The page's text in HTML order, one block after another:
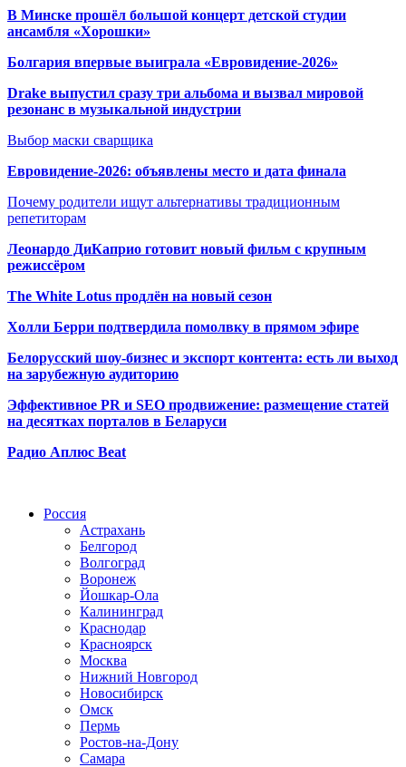
В Минске прошёл большой концерт детской студии
ансамбля «Хорошки»
Болгария впервые выиграла «Евровидение-2026»
Drake выпустил сразу три альбома и вызвал мировой
резонанс в музыкальной индустрии
Выбор маски сварщика
Евровидение-2026: объявлены место и дата финала
Почему родители ищут альтернативы традиционным
репетиторам
Леонардо ДиКаприо готовит новый фильм с крупным
режиссёром
The White Lotus продлён на новый сезон
Холли Берри подтвердила помолвку в прямом эфире
Белорусский шоу-бизнес и экспорт контента: есть ли выход
на зарубежную аудиторию
Эффективное PR и SEO продвижение: размещение статей
на десятках порталов в Беларуси
Радио Аплюс Beat
Россия
Астрахань
Белгород
Волгоград
Воронеж
Йошкар-Ола
Калининград
Краснодар
Красноярск
Москва
Нижний Новгород
Новосибирск
Омск
Пермь
Ростов-на-Дону
Самара